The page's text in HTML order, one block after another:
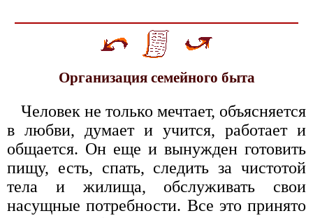
Организация семейного быта
Человек не только мечтает, объясняется
в любви, думает и учится, работает и
общается. Он еще и вынужден готовить
пищу, есть, спать, следить за чистотой
тела и жилища, обслуживать свои
насущные потребности. Все это принято